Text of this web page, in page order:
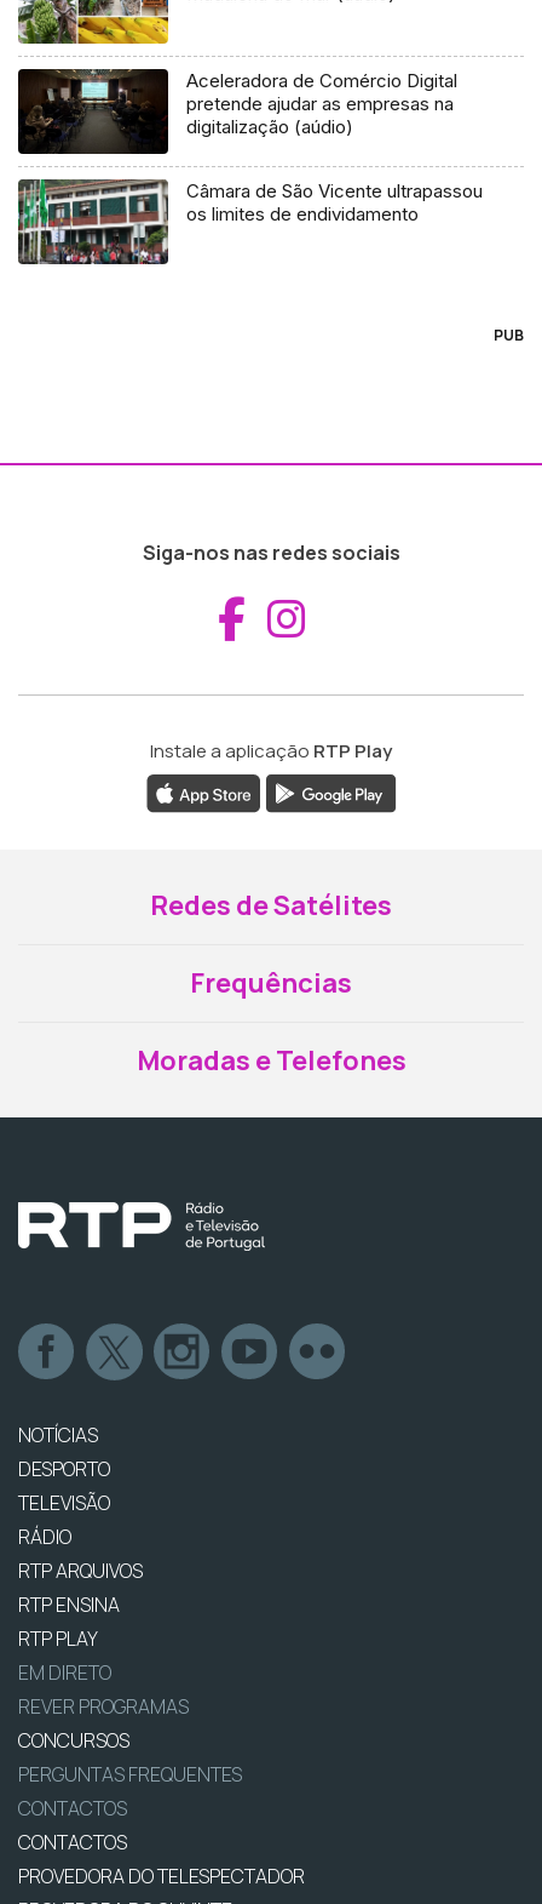
Aceleradora de Comércio Digital
pretende ajudar as empresas na
digitalização (aúdio)
Câmara de São Vicente ultrapassou
os limites de endividamento
PUB
Siga-nos nas redes sociais
Aceder ao
Instale a aplicação RTP Play
Redes de Satélites
Frequências
Moradas e Telefones
NOTÍCIAS
DESPORTO
TELEVISÃO
RÁDIO
RTP ARQUIVOS
RTP ENSINA
RTP PLAY
EM DIRETO
REVER PROGRAMAS
CONCURSOS
PERGUNTAS FREQUENTES
CONTACTOS
CONTACTOS
PROVEDORA DO TELESPECTADOR